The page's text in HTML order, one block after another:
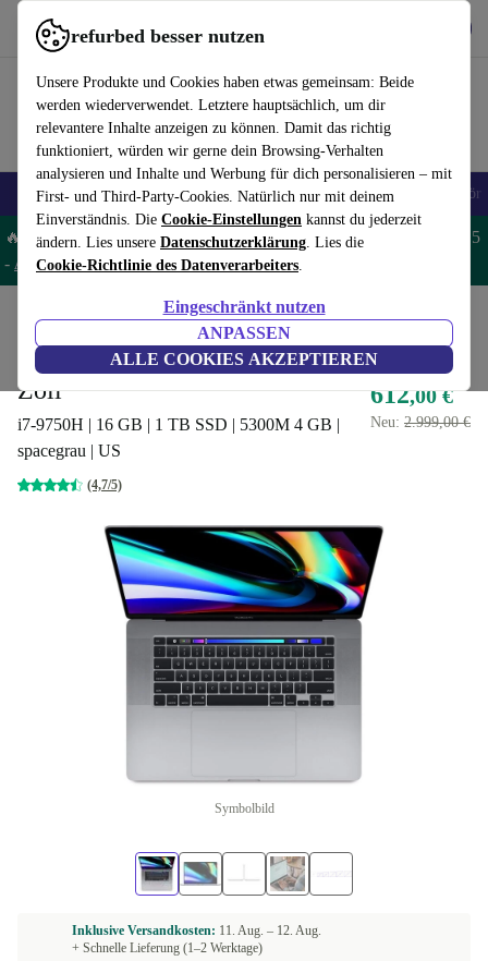
refurbed besser nutzen
Unsere Produkte und Cookies haben etwas gemeinsam: Beide
werden wiederverwendet. Letztere hauptsächlich, um dir
relevantere Inhalte anzeigen zu können. Damit das richtig
funktioniert, würden wir gerne dein Browsing-Verhalten
analysieren und Inhalte und Werbung für dich personalisieren – mit
First- und Third-Party-Cookies. Natürlich nur mit deinem
Einverständnis. Die Cookie-Einstellungen kannst du jederzeit
ändern. Lies unsere Datenschutzerklärung. Lies die
Cookie-Richtlinie des Datenverarbeiters.
Eingeschränkt nutzen
ANPASSEN
ALLE COOKIES AKZEPTIEREN
refurbed schnell und einfach nutzen
🎒 Back to school Handys Laptops Tablets Smartwatches Zubehör
🔥 Spare 5% EXTRA auf MacBooks und iPads – Code: MACPAD5
- AGB
Laptops MacBooks
Apple MacBook Pro 2019 | 16-
Zoll
i7-9750H | 16 GB | 1 TB SSD | 5300M 4 GB |
spacegrau | US
(4,7/5)
612,00 €
Neu: 2.999,00 €
Symbolbild
Inklusive Versandkosten: 11. Aug. – 12. Aug.
+ Schnelle Lieferung (1–2 Werktage)